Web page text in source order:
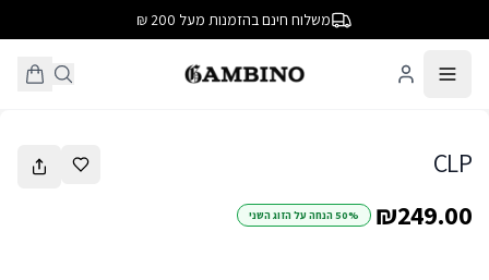
משלוח חינם בהזמנות מעל 200 ₪
25
CLP
₪249.00
50% הנחה על הזוג השני